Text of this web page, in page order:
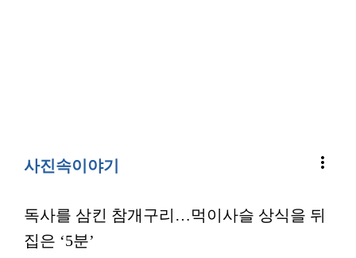
사진속이야기 more_vert
독사를 삼킨 참개구리…먹이사슬 상식을 뒤
집은 ‘5분’